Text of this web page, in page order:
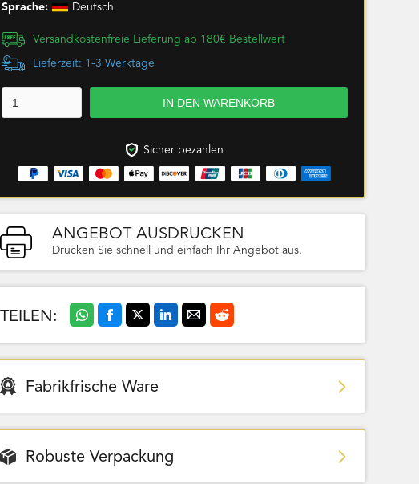
Sprache:
Deutsch
Versandkostenfreie Lieferung ab 180€ Bestellwert
Lieferzeit: 1-3 Werktage
Sicher bezahlen
ANGEBOT AUSDRUCKEN
Drucken Sie schnell und einfach Ihr Angebot aus.
TEILEN:
Fabrikfrische Ware
Robuste Verpackung